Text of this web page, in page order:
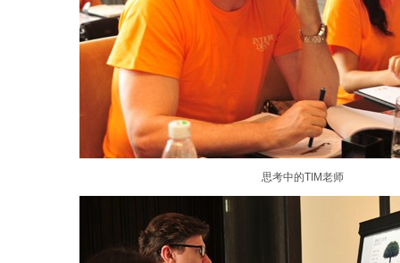
思考中的TIM老师